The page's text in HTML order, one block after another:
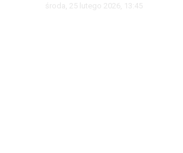
środa, 25 lutego 2026, 13:45